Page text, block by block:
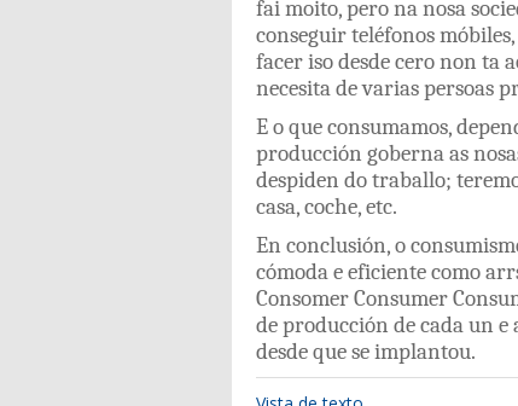
faimoito,peronanosa
conseguirteléfonosmóbiles,
facerisodesdeceronon ta
necesitadevariaspersoas
Eoqueconsumamos,
producción gobernaas
despiden dotraballo;
casa,coche,etc.
En conclusión,o
cómodaeeficientecomo
ConsomerConsumer
deproducción decadaun e
desdequeseimplantou.